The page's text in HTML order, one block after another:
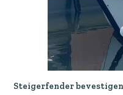
Steigerfender bevestigen